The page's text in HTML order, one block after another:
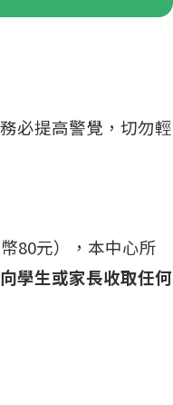
必提高警覺，切勿輕
80元），本中心所
學生或家長收取任何